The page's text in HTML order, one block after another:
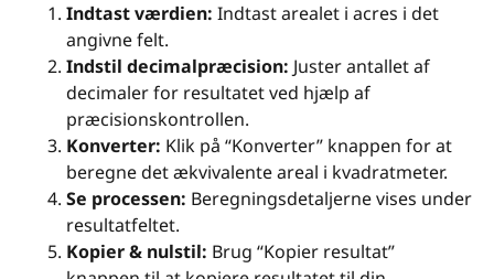
Indtast værdien: Indtast arealet i acres i det
angivne felt.
Indstil decimalpræcision: Juster antallet af
decimaler for resultatet ved hjælp af
præcisionskontrollen.
Konverter: Klik på “Konverter” knappen for at
beregne det ækvivalente areal i kvadratmeter.
Se processen: Beregningsdetaljerne vises under
resultatfeltet.
Kopier & nulstil: Brug “Kopier resultat”